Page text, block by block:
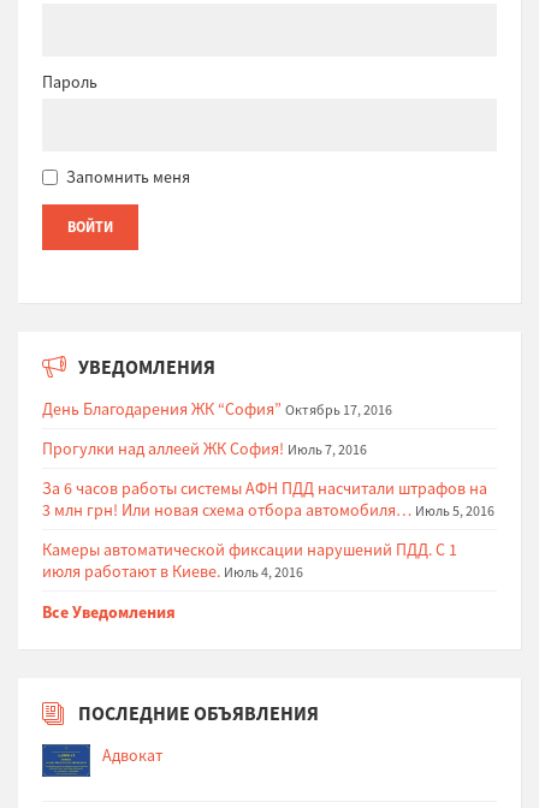
Пароль
Запомнить меня
УВЕДОМЛЕНИЯ
День Благодарения ЖК “София” Октябрь 17, 2016
Прогулки над аллеей ЖК София! Июль 7, 2016
За 6 часов работы системы АФН ПДД насчитали штрафов на
3 млн грн! Или новая схема отбора автомобиля… Июль 5, 2016
Камеры автоматической фиксации нарушений ПДД. С 1
июля работают в Киеве. Июль 4, 2016
Все Уведомления
ПОСЛЕДНИЕ ОБЪЯВЛЕНИЯ
Адвокат